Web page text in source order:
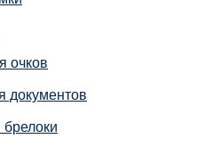
очков
документов